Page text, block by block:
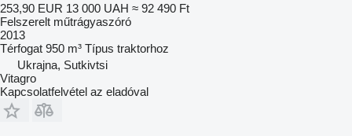
253,90 EUR 13 000 UAH ≈ 92 490 Ft
Felszerelt műtrágyaszóró
2013
Térfogat 950 m³ Típus traktorhoz
Ukrajna, Sutkivtsi
Vitagro
Kapcsolatfelvétel az eladóval